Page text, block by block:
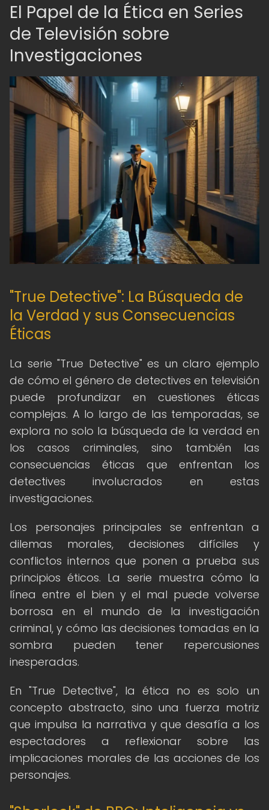
El Papel de la Ética en Series
de Televisión sobre
Investigaciones
"True Detective": La Búsqueda de
la Verdad y sus Consecuencias
Éticas
La serie "True Detective" es un claro ejemplo
de cómo el género de detectives en televisión
puede profundizar en cuestiones éticas
complejas. A lo largo de las temporadas, se
explora no solo la búsqueda de la verdad en
los casos criminales, sino también las
consecuencias éticas que enfrentan los
detectives involucrados en estas
investigaciones.
Los personajes principales se enfrentan a
dilemas morales, decisiones difíciles y
conflictos internos que ponen a prueba sus
principios éticos. La serie muestra cómo la
línea entre el bien y el mal puede volverse
borrosa en el mundo de la investigación
criminal, y cómo las decisiones tomadas en la
sombra pueden tener repercusiones
inesperadas.
En "True Detective", la ética no es solo un
concepto abstracto, sino una fuerza motriz
que impulsa la narrativa y que desafía a los
espectadores a reflexionar sobre las
implicaciones morales de las acciones de los
personajes.